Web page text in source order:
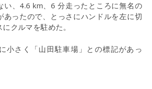
い、4.6 km、6 分走ったところに無名の
あったので、とっさにハンドルを左に切
クルマを駐めた。
小さく「山田駐車場」との標記があっ